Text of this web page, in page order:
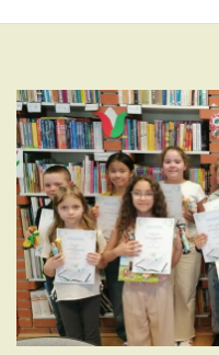
Iskola